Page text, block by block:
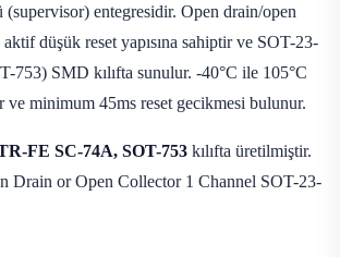
entegresidir. Open drain/open
aktif düşük reset yapısına sahiptir ve SOT-23-
753) SMD kılıfta sunulur. -40°C ile 105°C
ve minimum 45ms reset gecikmesi bulunur.
FE SC-74A, SOT-753 kılıfta üretilmiştir.
Drain or Open Collector 1 Channel SOT-23-